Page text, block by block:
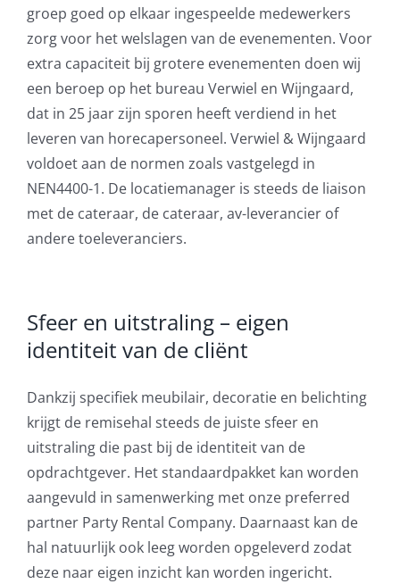
groep goed op elkaar ingespeelde medewerkers
zorg voor het welslagen van de evenementen. Voor
extra capaciteit bij grotere evenementen doen wij
een beroep op het bureau Verwiel en Wijngaard,
dat in 25 jaar zijn sporen heeft verdiend in het
leveren van horecapersoneel. Verwiel & Wijngaard
voldoet aan de normen zoals vastgelegd in
NEN4400-1. De locatiemanager is steeds de liaison
met de cateraar, de cateraar, av-leverancier of
andere toeleveranciers.
Sfeer en uitstraling – eigen
identiteit van de cliënt
Dankzij specifiek meubilair, decoratie en belichting
krijgt de remisehal steeds de juiste sfeer en
uitstraling die past bij de identiteit van de
opdrachtgever. Het standaardpakket kan worden
aangevuld in samenwerking met onze preferred
partner Party Rental Company. Daarnaast kan de
hal natuurlijk ook leeg worden opgeleverd zodat
deze naar eigen inzicht kan worden ingericht.